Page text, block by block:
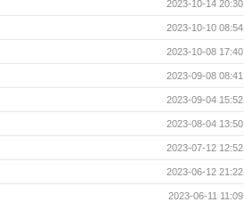
2023-10-14 20:30
2023-10-10 08:54
2023-10-08 17:40
2023-09-08 08:41
2023-09-04 15:52
2023-08-04 13:50
2023-07-12 12:52
2023-06-12 21:22
2023-06-11 11:09